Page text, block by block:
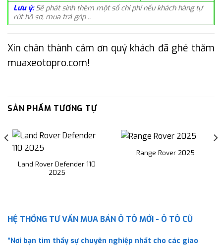
Lưu ý: Sẽ phát sinh thêm một số chi phí nếu khách hàng tự
rút hồ sơ, mua trả góp ..
Xin chân thành cảm ơn quý khách đã ghé thăm
muaxeotopro.com!
SẢN PHẨM TƯƠNG TỰ
Land Rover Defender 110
2025
Range Rover 2025
HỆ THỐNG TƯ VẤN MUA BÁN Ô TÔ MỚI - Ô TÔ CŨ
“Nơi bạn tìm thấy sự chuyên nghiệp nhất cho các giao